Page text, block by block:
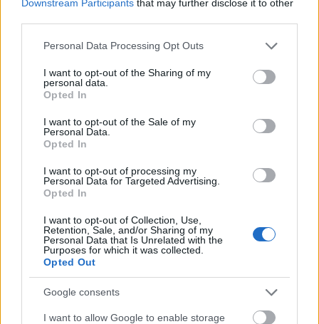
Downstream Participants that may further disclose it to other
Please note that this website/app uses one or more Google
not limited to your visit or usage behaviour. You may click to
grant or deny consent to Google and its third-party tags to
use your data for below specified purposes in below Google
consent section.
Personal Data Processing Opt Outs
I want to opt-out of the Sharing of my
personal data.
Opted In
I want to opt-out of the Sale of my
Personal Data.
Opted In
I want to opt-out of processing my
Personal Data for Targeted Advertising.
Opted In
I want to opt-out of Collection, Use,
Retention, Sale, and/or Sharing of my
Personal Data that Is Unrelated with the
Purposes for which it was collected.
Opted Out
Google consents
I want to allow Google to enable storage
Messengeren
Itt állíthatod be
glamour.hu cikkeit